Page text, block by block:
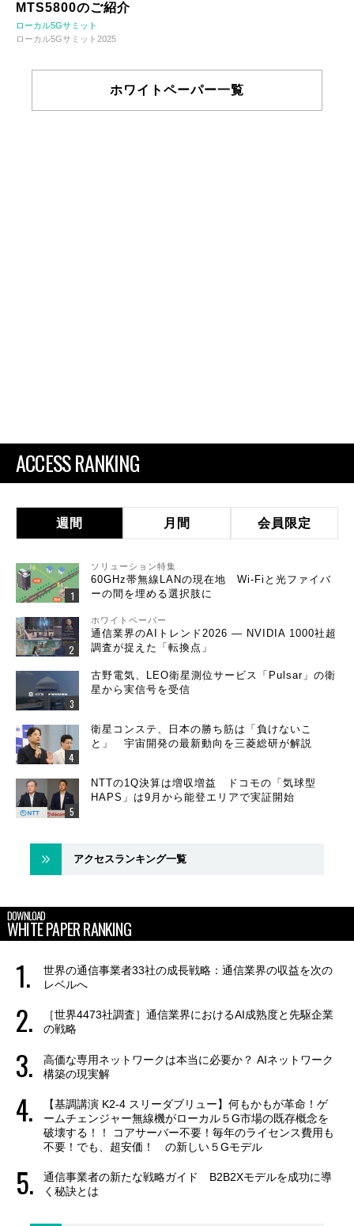
MTS5800のご紹介
ローカル5Gサミット
ローカル5Gサミット2025
ホワイトペーパー一覧
ACCESS RANKING
週間 月間 会員限定
ソリューション特集
60GHz帯無線LANの現在地 Wi-Fiと光ファイバ
ーの間を埋める選択肢に
ホワイトペーパー
通信業界のAIトレンド2026 ― NVIDIA 1000社超
調査が捉えた「転換点」
古野電気、LEO衛星測位サービス「Pulsar」の衛
星から実信号を受信
衛星コンステ、日本の勝ち筋は「負けないこ
と」 宇宙開発の最新動向を三菱総研が解説
NTTの1Q決算は増収増益 ドコモの「気球型
HAPS」は9月から能登エリアで実証開始
アクセスランキング一覧
DOWNLOAD
WHITE PAPER RANKING
世界の通信事業者33社の成長戦略：通信業界の収益を次の
レベルへ
［世界4473社調査］通信業界におけるAI成熟度と先駆企業
の戦略
高価な専用ネットワークは本当に必要か？ AIネットワーク
構築の現実解
【基調講演 K2-4 スリーダブリュー】何もかもが革命！ゲ
ームチェンジャー無線機がローカル５G市場の既存概念を
破壊する！！ コアサーバー不要！毎年のライセンス費用も
不要！でも、超安価！ の新しい５Gモデル
通信事業者の新たな戦略ガイド B2B2Xモデルを成功に導
く秘訣とは